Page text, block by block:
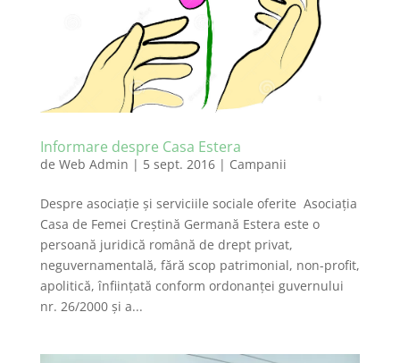
Informare despre Casa Estera
de Web Admin | 5 sept. 2016| Campanii
Despre asociaţie şi serviciile sociale oferite Asociaţia
Casa de Femei Creştină Germană Estera este o
persoană juridică română de drept privat,
neguvernamentală, fără scop patrimonial, non-profit,
apolitică, înfiinţată conform ordonanţei guvernului
nr. 26/2000 şi a...